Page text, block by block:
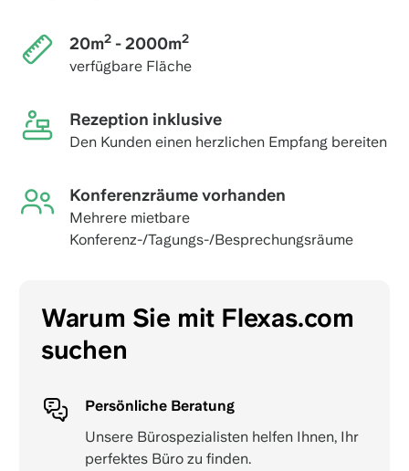
20m2- 2000m2
verfügbare Fläche
Rezeption inklusive
Den Kunden einen herzlichen Empfang bereiten
Konferenzräume vorhanden
Mehrere mietbare
Konferenz-/Tagungs-/Besprechungsräume
Warum Sie mit Flexas.com
suchen
Persönliche Beratung
Unsere Bürospezialisten helfen Ihnen, Ihr
perfektes Büro zu finden.